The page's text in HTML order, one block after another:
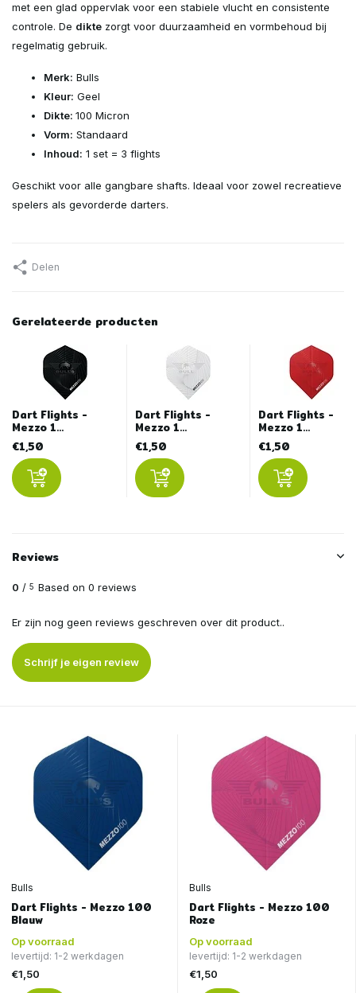
met een glad oppervlak voor een stabiele vlucht en consistente
controle. De dikte zorgt voor duurzaamheid en vormbehoud bij
regelmatig gebruik.
Merk: Bulls
Kleur: Geel
Dikte: 100 Micron
Vorm: Standaard
Inhoud: 1 set = 3 flights
Geschikt voor alle gangbare shafts. Ideaal voor zowel recreatieve
spelers als gevorderde darters.
Delen
Gerelateerde producten
Dart Flights -
Mezzo 1...
€1,50
Dart Flights -
Mezzo 1...
€1,50
Dart Flights -
Mezzo 1...
€1,50
Reviews
0 / 5 Based on 0 reviews
Er zijn nog geen reviews geschreven over dit product..
Schrijf je eigen review
Bulls
Dart Flights - Mezzo 100
Blauw
Op voorraad
levertijd: 1-2 werkdagen
€1,50
Bulls
Dart Flights - Mezzo 100
Roze
Op voorraad
levertijd: 1-2 werkdagen
€1,50